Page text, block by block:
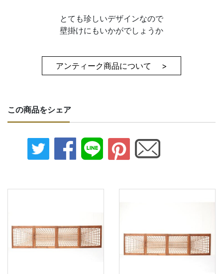
とても珍しいデザインなので
壁掛けにもいかがでしょうか
アンティーク商品について >
この商品をシェア